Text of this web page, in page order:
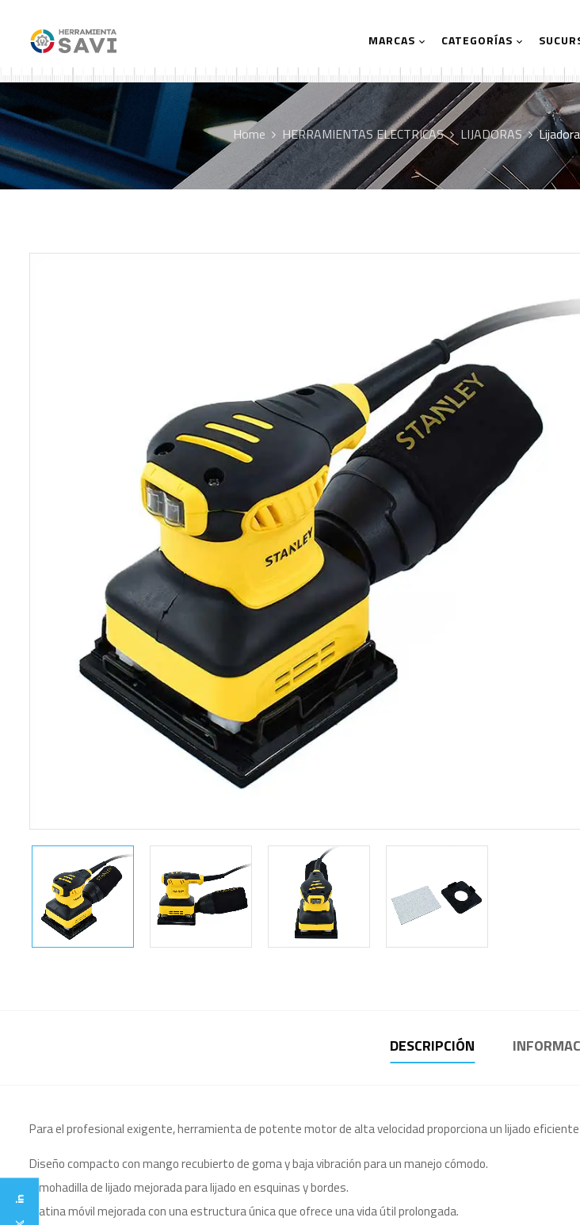
MARCAS CATEGORÍAS
Home HERRAMIENTAS ELECTRICAS LIJADORAS
DESCRIPCIÓN
Para el profesional exigente, herramienta de potente motor de alta velocidad proporciona un lijado
Diseño compacto con mango recubierto de goma y baja vibración para un manejo cómodo.
Almohadilla de lijado mejorada para lijado en esquinas y bordes.
Platina móvil mejorada con una estructura única que ofrece una vida útil prolongada.